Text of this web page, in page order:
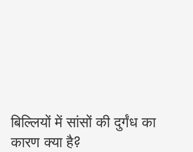
बिल्लियों में सांसों की दुर्गंध का
कारण क्या है?